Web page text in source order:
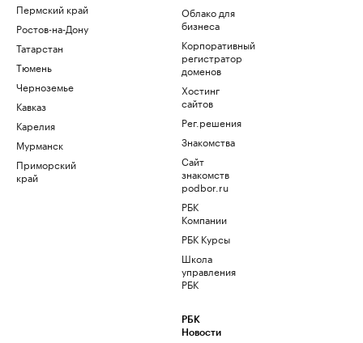
Пермский край
Ростов-на-Дону
Татарстан
Тюмень
Черноземье
Кавказ
Карелия
Мурманск
Приморский
край
Облако для
бизнеса
Корпоративный
регистратор
доменов
Хостинг
сайтов
Рег.решения
Знакомства
Сайт
знакомств
podbor.ru
РБК
Компании
РБК Курсы
Школа
управления
РБК
РБК
Новости